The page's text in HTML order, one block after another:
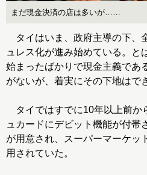
まだ現金決済の店は多いが……
タイはいま、政府主導の下、
ュレス化が進み始めている。と
始まったばかりで現金主義であ
がないが、着実にその下地はで
タイではすでに10年以上前か
ュカードにデビット機能が付帯
が用意され、スーパーマーケッ
用されていた。